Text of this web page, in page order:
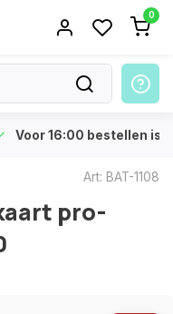
0
Voor 16:00 bestellen is
Art: BAT-1108
pro-